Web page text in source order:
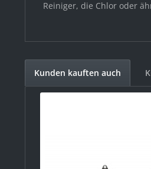
Reiniger, die Chlor oder
Kunden kauften auch